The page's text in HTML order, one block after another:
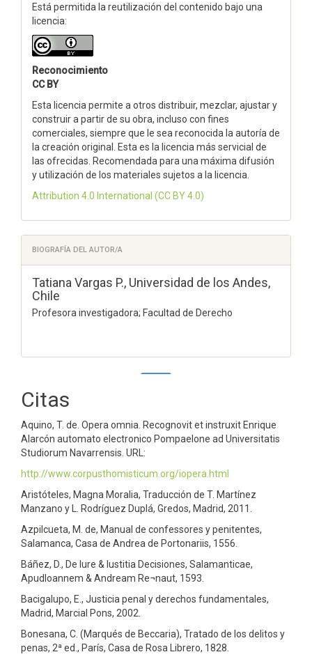
Está permitida la reutilización del contenido bajo una
licencia:
Reconocimiento
CC BY
Esta licencia permite a otros distribuir, mezclar, ajustar y
construir a partir de su obra, incluso con fines
comerciales, siempre que le sea reconocida la autoría de
la creación original. Esta es la licencia más servicial de
las ofrecidas. Recomendada para una máxima difusión
y utilización de los materiales sujetos a la licencia.
Attribution 4.0 International (CC BY 4.0)
BIOGRAFÍA DEL AUTOR/A
Tatiana Vargas P., Universidad de los Andes,
Chile
Profesora investigadora; Facultad de Derecho
Citas
Aquino, T. de. Opera omnia. Recognovit et instruxit Enrique
Alarcón automato electronico Pompaelone ad Universitatis
Studiorum Navarrensis. URL:
http://www.corpusthomisticum.org/iopera.html
Aristóteles, Magna Moralia, Traducción de T. Martínez
Manzano y L. Rodríguez Duplá, Gredos, Madrid, 2011.
Azpilcueta, M. de, Manual de confessores y penitentes,
Salamanca, Casa de Andrea de Portonariis, 1556.
Báñez, D., De Iure & Iustitia Decisiones, Salamanticae,
ApudIoannem & Andream Re¬naut, 1593.
Bacigalupo, E., Justicia penal y derechos fundamentales,
Madrid, Marcial Pons, 2002.
Bonesana, C. (Marqués de Beccaria), Tratado de los delitos y
penas, 2ª ed., París, Casa de Rosa Librero, 1828.